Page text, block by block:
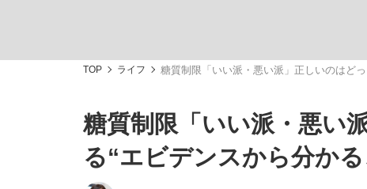
「敗因分析は一切聞かれなかった」侍ジャパ
キングの誕生を、目撃せよ。
TOP ライフ 糖質制限「いい派・悪い派」正しいのはど
糖質制限「いい派・悪い
る“エビデンスから分か